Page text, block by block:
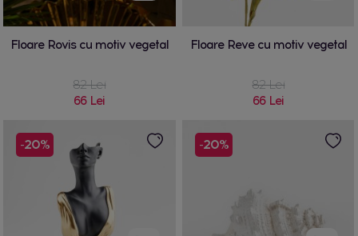
Floare Rovis cu motiv vegetal
82 Lei
66 Lei
Floare Reve cu motiv vegetal
82 Lei
66 Lei
-20% -20%